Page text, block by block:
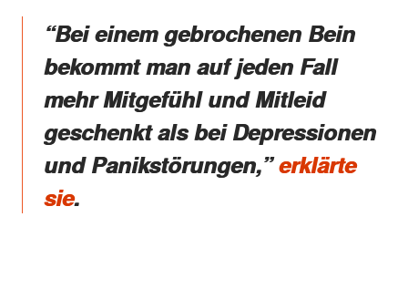
“Bei einem gebrochenen Bein
bekommt man auf jeden Fall
mehr Mitgefühl und Mitleid
geschenkt als bei Depressionen
und Panikstörungen,”erklärte
sie.